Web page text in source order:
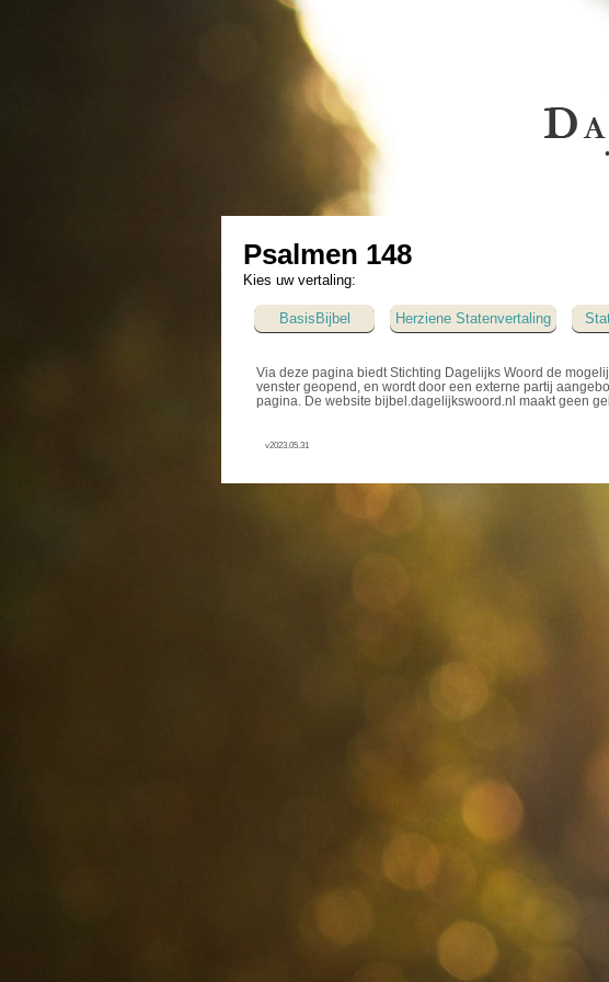
Psalmen 148
Kies uw vertaling:
BasisBijbel Herziene Statenvertaling
Via deze pagina biedt Stichting Dagelijks Woord de
venster geopend, en wordt door een externe partij
pagina. De website bijbel.dagelijkswoord.nl maakt geen
v2023.05.31